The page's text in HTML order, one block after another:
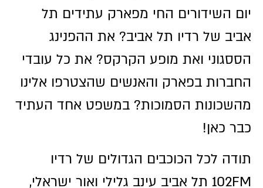
יום השידורים החי מפארק עתידים תל
אביב של רדיו תל אביב? את ההפנינג
הססגוני ואת מופע הקרקס? את כל עובדי
החברות בפארק והאנשים שהצטרפו אלינו
מהשכונות הסמוכות? במשפט אחד העתיד
כבר כאן!
תודה לכל הכוכבים הגדולים של רדיו
102FM תל אביב עינב גלילי ואור ישראלי,